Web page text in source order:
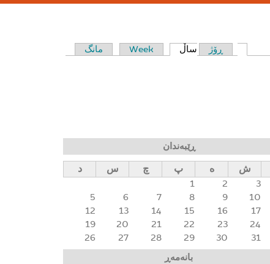
مانگ Week ڕۆژ ساڵ
ڕێبەندان
د س چ پ ه ش
1 2 3
5
6 7 8 9 10
12
13 14 15 16 17
19
20 21 22 23 24
26
27 28 29 30 31
بانەمەڕ